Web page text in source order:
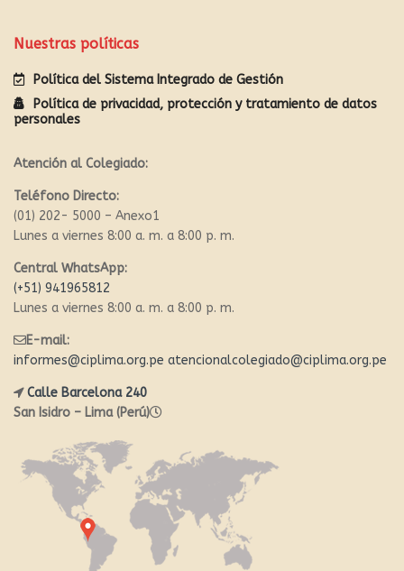
Nuestras políticas
Política del Sistema Integrado de Gestión
Política de privacidad, protección y tratamiento de datos
personales
Atención al Colegiado:
Teléfono Directo:
(01) 202- 5000 – Anexo1
Lunes a viernes 8:00 a. m. a 8:00 p. m.
Central WhatsApp:
(+51) 941965812
Lunes a viernes 8:00 a. m. a 8:00 p. m.
E-mail:
informes@ciplima.org.pe atencionalcolegiado@ciplima.org.pe
Calle Barcelona 240
San Isidro – Lima (Perú)